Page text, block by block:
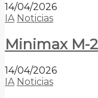
14/04/2026
IA Noticias
Minimax M-
14/04/2026
IA Noticias